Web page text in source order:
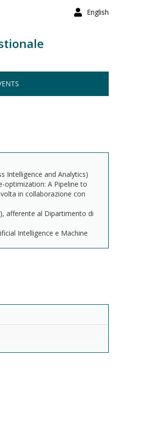
English
Intelligence and Analytics)
optimization: A Pipeline to
in collaborazione con
afferente al Dipartimento di
Intelligence e Machine